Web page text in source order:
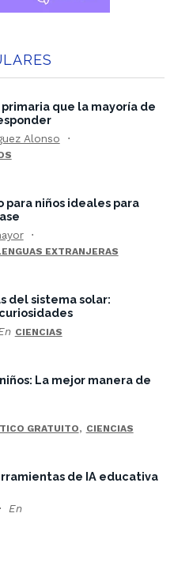
que la mayoría de
Alonso
para niños ideales para
EXTRANJERAS
del sistema solar:
CIENCIAS
La mejor manera de
GRATUITO, CIENCIAS
de IA educativa
En